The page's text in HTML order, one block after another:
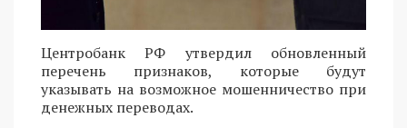
Центробанк РФ утвердил обновленный
перечень признаков, которые будут
указывать на возможное мошенничество при
денежных переводах.